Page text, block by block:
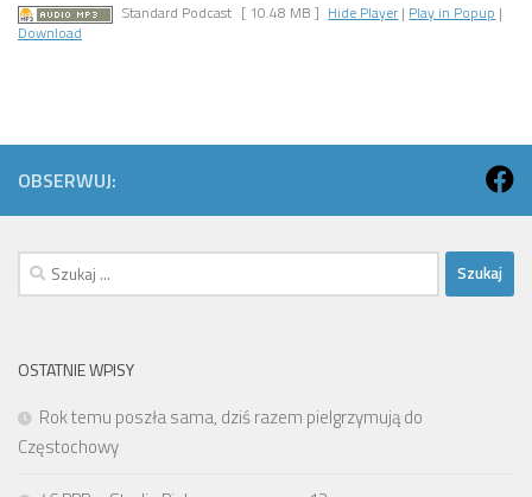
Standard Podcast [ 10.48 MB ] Hide Player | Play in Popup |
Download
OBSERWUJ:
Szukaj:
OSTATNIE WPISY
Rok temu poszła sama, dziś razem pielgrzymują do
Częstochowy